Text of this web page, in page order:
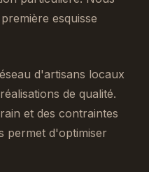
esquisse
d'artisans locaux
de qualité.
et des contraintes
permet d'optimiser